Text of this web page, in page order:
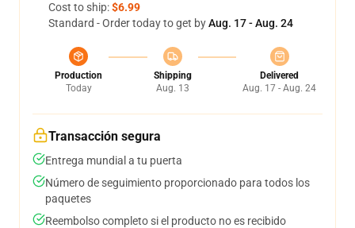
Cost to ship:$6.99
Standard - Order today to get byAug. 17 - Aug. 24
Production
Today
Shipping
Aug. 13
Delivered
Aug. 17 - Aug. 24
Transacción segura
Entrega mundial a tu puerta
Número de seguimiento proporcionado para todos los
paquetes
Reembolso completo si el producto no es recibido